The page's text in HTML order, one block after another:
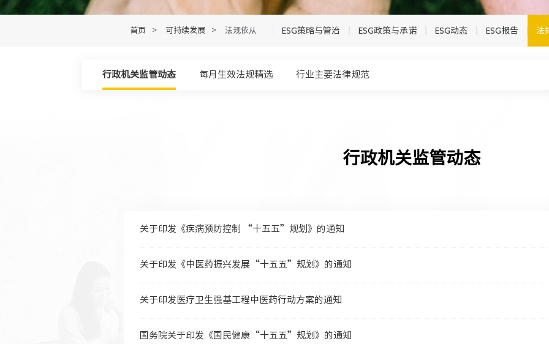
首页 > 可持续发展 > 法规依从 ESG策略与管治 ESG政策与承诺 ESG动态 ESG报告 法
行政机关监管动态 每月生效法规精选 行业主要法律规范
行政机关监管动态
关于印发《疾病预防控制 “十五五”规划》的通知
关于印发《中医药振兴发展“十五五”规划》的通知
关于印发医疗卫生强基工程中医药行动方案的通知
国务院关于印发《国民健康“十五五”规划》的通知